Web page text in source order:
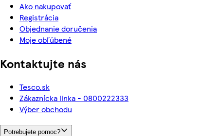
Ako nakupovať
Registrácia
Objednanie doručenia
Moje obľúbené
Kontaktujte nás
Tesco.sk
Zákaznícka linka - 0800222333
Výber obchodu
Potrebujete pomoc?